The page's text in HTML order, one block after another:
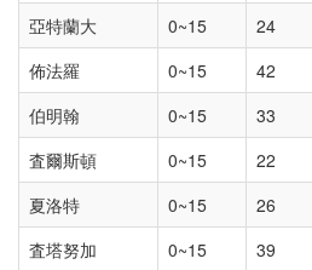
亞特蘭大
0~15 24
佈法羅
0~15 42
伯明翰
0~15 33
査爾斯頓
0~15 22
夏洛特
0~15 26
査塔努加
0~15 39